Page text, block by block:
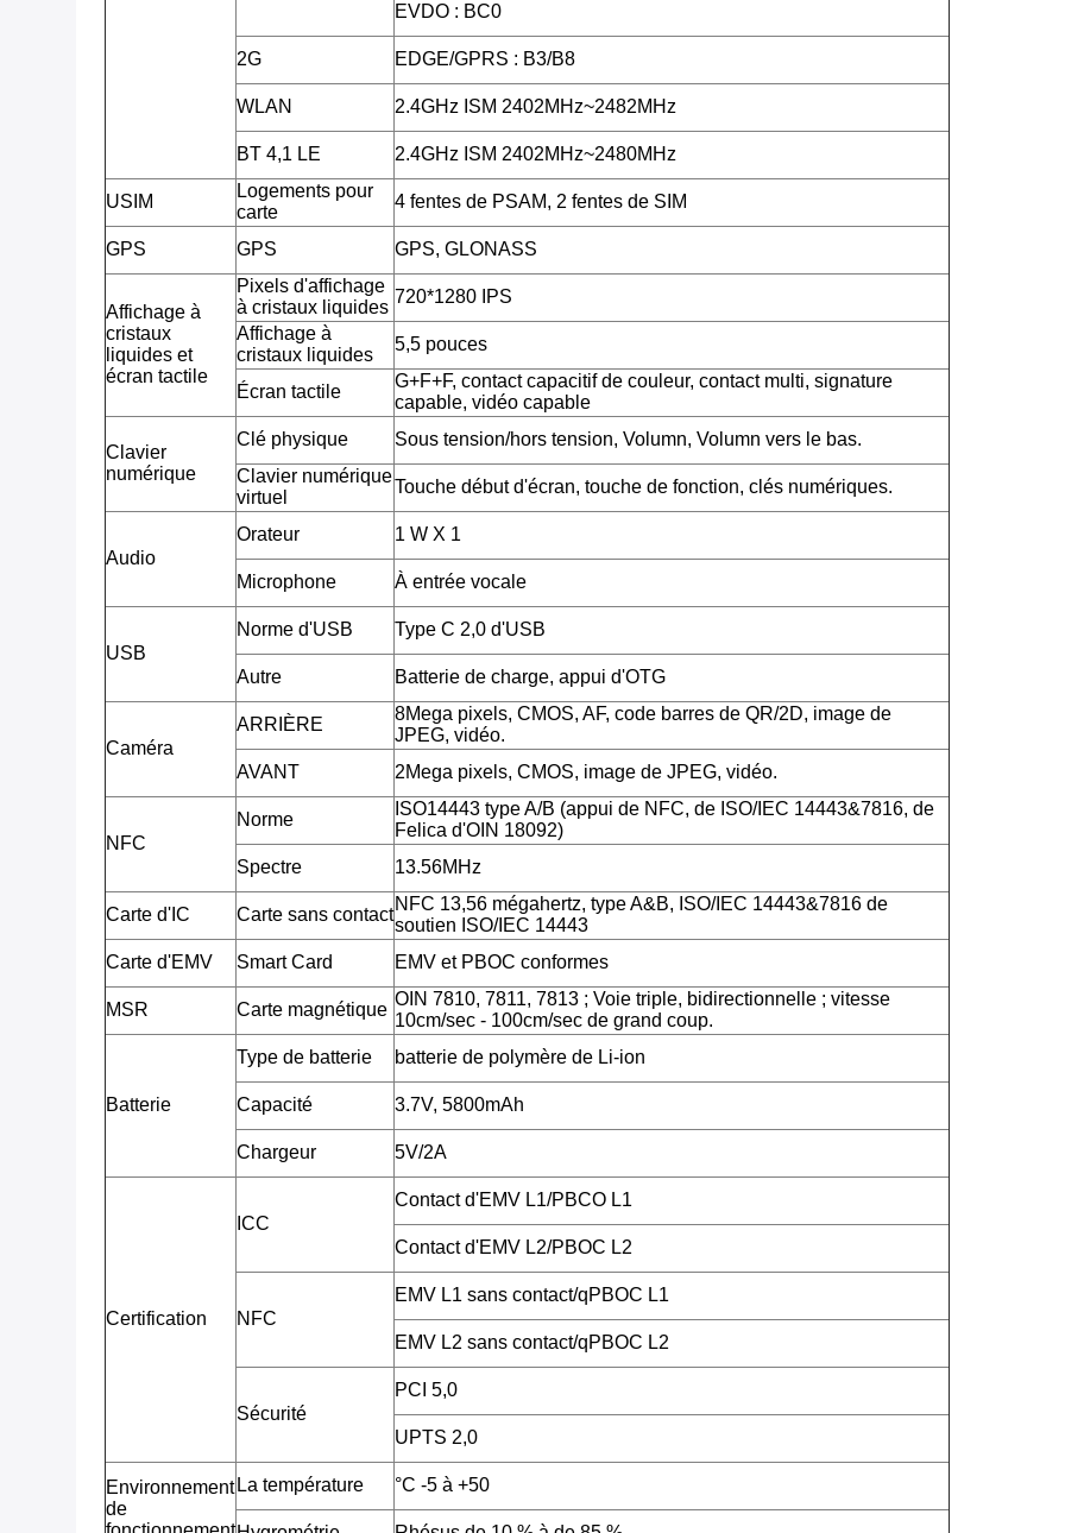
EVDO : BC0
2G EDGE/GPRS : B3/B8
WLAN 2.4GHz ISM 2402MHz~2482MHz
BT 4,1 LE 2.4GHz ISM 2402MHz~2480MHz
USIM
Logements pour
carte
4 fentes de PSAM, 2 fentes de SIM
GPS GPS GPS, GLONASS
Affichage à
cristaux
liquides et
écran tactile
Pixels d'affichage
à cristaux liquides
720*1280 IPS
Affichage à
cristaux liquides
5,5 pouces
Écran tactile
G+F+F, contact capacitif de couleur, contact multi, signature
capable, vidéo capable
Clavier
numérique
Clé physique
Sous tension/hors tension, Volumn, Volumn vers le bas.
Clavier numérique
virtuel
Touche début d'écran, touche de fonction, clés numériques.
Audio
Orateur 1 W X 1
Microphone À entrée vocale
USB
Norme d'USB Type C 2,0 d'USB
Autre Batterie de charge, appui d'OTG
Caméra
ARRIÈRE
8Mega pixels, CMOS, AF, code barres de QR/2D, image de
JPEG, vidéo.
AVANT
2Mega pixels, CMOS, image de JPEG, vidéo.
NFC
Norme
ISO14443 type A/B (appui de NFC, de ISO/IEC 14443&7816, de
Felica d'OIN 18092)
Spectre
13.56MHz
Carte d'IC Carte sans contact
NFC 13,56 mégahertz, type A&B, ISO/IEC 14443&7816 de
soutien ISO/IEC 14443
Carte d'EMV
Smart Card EMV et PBOC conformes
MSR Carte magnétique
OIN 7810, 7811, 7813 ; Voie triple, bidirectionnelle ; vitesse
10cm/sec - 100cm/sec de grand coup.
Batterie
Type de batterie batterie de polymère de Li-ion
Capacité 3.7V, 5800mAh
Chargeur 5V/2A
Certification
ICC
Contact d'EMV L1/PBCO L1
Contact d'EMV L2/PBOC L2
NFC
EMV L1 sans contact/qPBOC L1
EMV L2 sans contact/qPBOC L2
Sécurité
PCI 5,0
UPTS 2,0
Environnement
de
La température °C -5 à +50